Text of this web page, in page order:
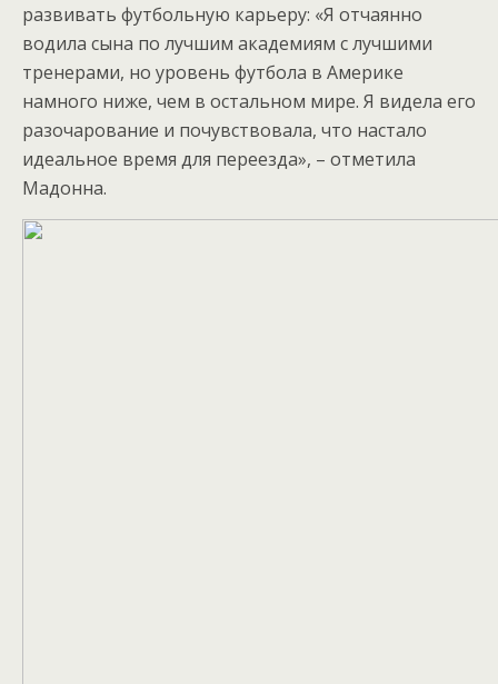
развивать футбольную карьеру: «Я отчаянно
водила сына по лучшим академиям с лучшими
тренерами, но уровень футбола в Америке
намного ниже, чем в остальном мире. Я видела его
разочарование и почувствовала, что настало
идеальное время для переезда», – отметила
Мадонна.